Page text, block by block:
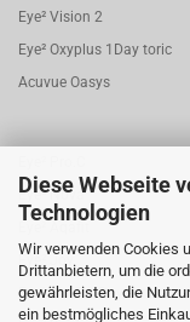
Diese Webseite
Technologien
Wir verwenden Cookies
Drittanbietern, um die
gewährleisten, die
ein bestmögliches
Eye² Vision 2
Eye² Oxyplus 1Day toric
Acuvue Oasys
Eye² Nova
Eye² Joy
Eye² Bio.F 1 Day torisch